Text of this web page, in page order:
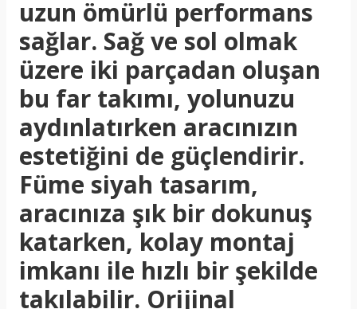
uzun ömürlü performans
sağlar. Sağ ve sol olmak
üzere iki parçadan oluşan
bu far takımı, yolunuzu
aydınlatırken aracınızın
estetiğini de güçlendirir.
Füme siyah tasarım,
aracınıza şık bir dokunuş
katarken, kolay montaj
imkanı ile hızlı bir şekilde
takılabilir. Orijinal